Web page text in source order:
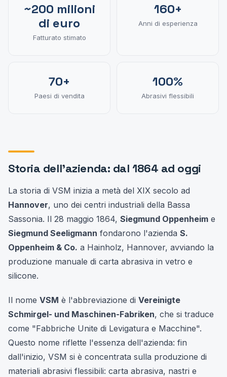
~200 milioni
di euro
Fatturato stimato
160+
Anni di esperienza
70+
Paesi di vendita
100%
Abrasivi flessibili
Storia dell'azienda: dal 1864 ad oggi
La storia di VSM inizia a metà del XIX secolo ad
Hannover, uno dei centri industriali della Bassa
Sassonia. Il 28 maggio 1864, Siegmund Oppenheim e
Siegmund Seeligmann fondarono l'azienda S.
Oppenheim & Co. a Hainholz, Hannover, avviando la
produzione manuale di carta abrasiva in vetro e
silicone.
Il nome VSM è l'abbreviazione di Vereinigte
Schmirgel- und Maschinen-Fabriken, che si traduce
come "Fabbriche Unite di Levigatura e Macchine".
Questo nome riflette l'essenza dell'azienda: fin
dall'inizio, VSM si è concentrata sulla produzione di
materiali abrasivi flessibili: carta abrasiva, nastri e